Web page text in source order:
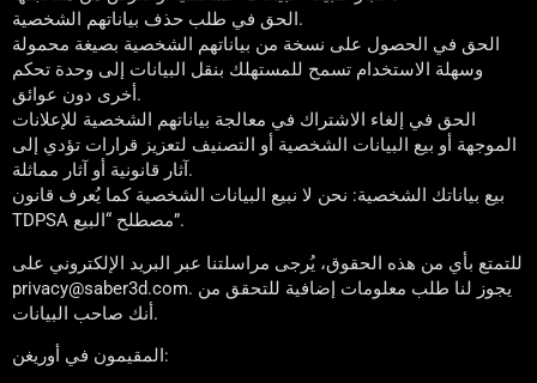
الحق في طلب حذف بياناتهم الشخصية.
الحق في الحصول على نسخة من بياناتهم الشخصية بصيغة محمولة
وسهلة الاستخدام تسمح للمستهلك بنقل البيانات إلى وحدة تحكم
أخرى دون عوائق.
الحق في إلغاء الاشتراك في معالجة بياناتهم الشخصية للإعلانات
الموجهة أو بيع البيانات الشخصية أو التصنيف لتعزيز قرارات تؤدي إلى
آثار قانونية أو آثار مماثلة.
بيع بياناتك الشخصية: نحن لا نبيع البيانات الشخصية كما يُعرف قانون
TDPSA مصطلح “البيع”.
للتمتع بأي من هذه الحقوق، يُرجى مراسلتنا عبر البريد الإلكتروني على
privacy@saber3d.com. يجوز لنا طلب معلومات إضافية للتحقق من
أنك صاحب البيانات.
المقيمون في أوريغن: